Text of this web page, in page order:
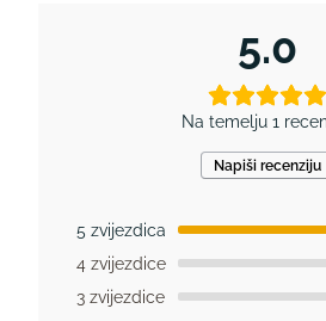
5.0
Na temelju 1
Napiši recenziju
5 zvijezdica
4 zvijezdice
3 zvijezdice